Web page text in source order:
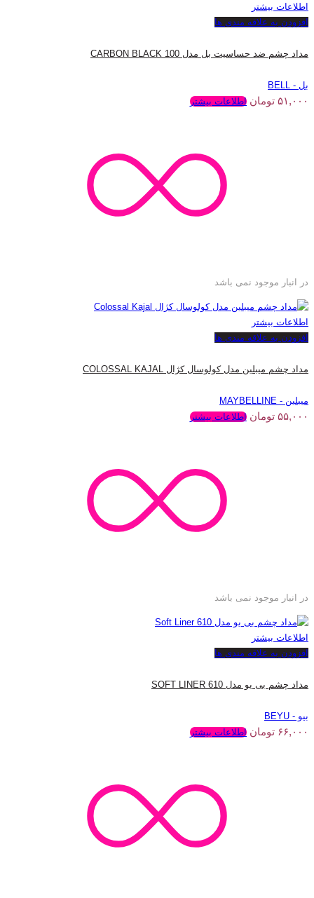
اطلاعات بیشتر
افزودن به علاقه مندی ها
مداد چشم ضد حساسیت بل مدل 100 CARBON BLACK
بل - BELL
۵۱,۰۰۰ تومان اطلاعات بیشتر
در انبار موجود نمی باشد
اطلاعات بیشتر
افزودن به علاقه مندی ها
مداد چشم میبلین مدل کولوسال کژال COLOSSAL KAJAL
میبلین - MAYBELLINE
۵۵,۰۰۰ تومان اطلاعات بیشتر
در انبار موجود نمی باشد
اطلاعات بیشتر
افزودن به علاقه مندی ها
مداد چشم بی یو مدل SOFT LINER 610
بیو - BEYU
۶۶,۰۰۰ تومان اطلاعات بیشتر